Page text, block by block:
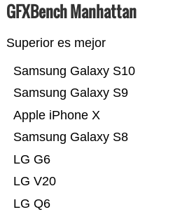
GFXBench Manhattan
Superior es mejor
LG Q6
LG V20
LG G6
Samsung Galaxy S8
Apple iPhone X
Samsung Galaxy S9
Samsung Galaxy S10